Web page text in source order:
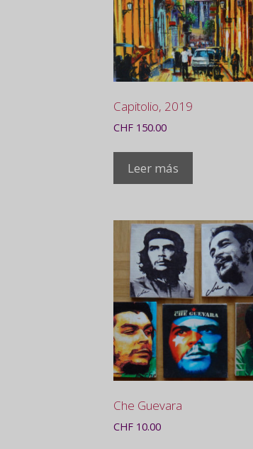
Capitolio, 2019
CHF 150.00
Leer más
Che Guevara
CHF 10.00